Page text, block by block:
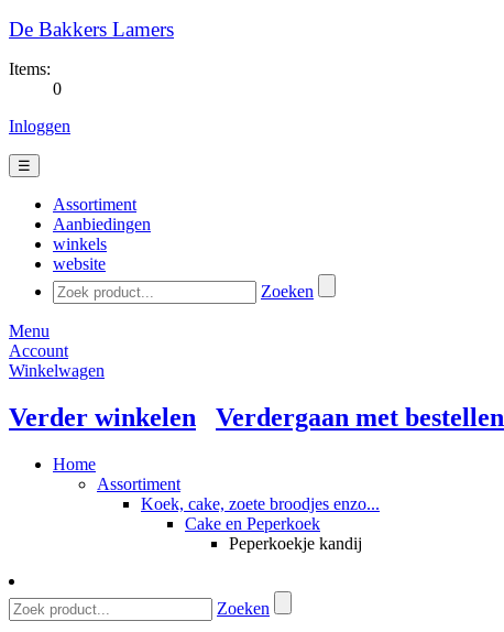
De Bakkers Lamers
Items:
0
Inloggen
☰
Assortiment
Aanbiedingen
winkels
website
Zoeken
Menu
Account
Winkelwagen
Verder winkelen Verdergaan met bestellen
Home
Assortiment
Koek, cake, zoete broodjes enzo...
Cake en Peperkoek
Peperkoekje kandij
Zoeken